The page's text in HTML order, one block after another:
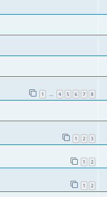
1 … 4 5 6 7 8
1 2 3
1 2
1 2